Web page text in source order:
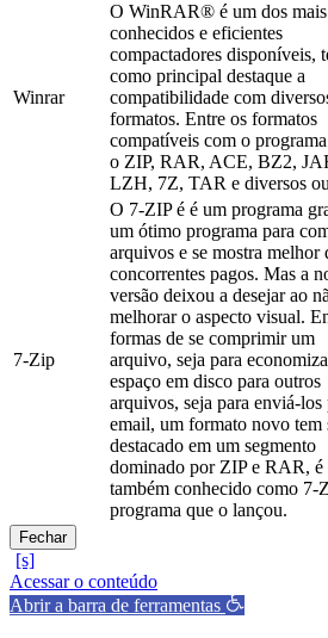
Winrar
O WinRAR® é um dos mais
conhecidos e eficientes
compactadores disponíveis,
como principal destaque a
compatibilidade com
formatos. Entre os formatos
compatíveis com o
o ZIP, RAR, ACE, BZ2,
LZH, 7Z, TAR e diversos
7-Zip
O 7-ZIP é é um programa
um ótimo programa para
arquivos e se mostra melhor
concorrentes pagos. Mas a
versão deixou a desejar ao
melhorar o aspecto visual.
formas de se comprimir um
arquivo, seja para
espaço em disco para outros
arquivos, seja para enviá-los
email, um formato novo tem
destacado em um segmento
dominado por ZIP e RAR, é
também conhecido como 7-
programa que o lançou.
Fechar
Acessar o conteúdo
Abrir a barra de ferramentas